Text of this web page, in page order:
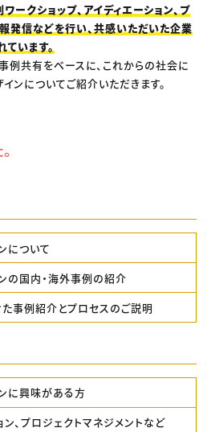
ークショップ、アイディエーション、プ
発信などを行い、共感いただいた企業
います。
例共有をベースに、これからの社会に
ンについてご紹介いただきます。
について
の国内・海外事例の紹介
事例紹介とプロセスのご説明
に興味がある方
ン、プロジェクトマネジメントなど